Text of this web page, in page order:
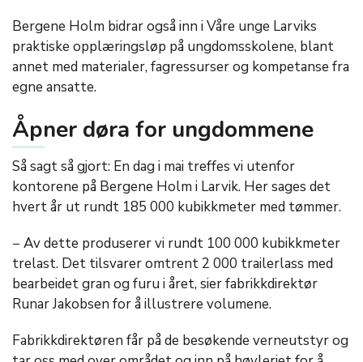
Bergene Holm bidrar også inn i Våre unge Larviks
praktiske opplæringsløp på ungdomsskolene, blant
annet med materialer, fagressurser og kompetanse fra
egne ansatte.
Åpner døra for ungdommene
Så sagt så gjort: En dag i mai treffes vi utenfor
kontorene på Bergene Holm i Larvik. Her sages det
hvert år ut rundt 185 000 kubikkmeter med tømmer.
− Av dette produserer vi rundt 100 000 kubikkmeter
trelast. Det tilsvarer omtrent 2 000 trailerlass med
bearbeidet gran og furu i året, sier fabrikkdirektør
Runar Jakobsen for å illustrere volumene.
Fabrikkdirektøren får på de besøkende verneutstyr og